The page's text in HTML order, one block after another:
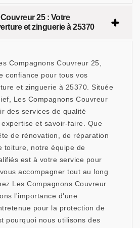
25 : Votre
et zinguerie à 25370
Compagnons Couvreur 25,
confiance pour tous vos
et zinguerie à 25370. Située
Les Compagnons Couvreur
des services de qualité
et savoir-faire. Que
de rénovation, de réparation
toiture, notre équipe de
est à votre service pour
accompagner tout au long
Les Compagnons Couvreur
l'importance d'une
pour la protection de
pourquoi nous utilisons des